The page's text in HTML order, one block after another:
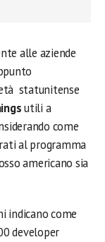
alle aziende
statunitense
utili a
come
al programma
americano sia
indicano come
developer